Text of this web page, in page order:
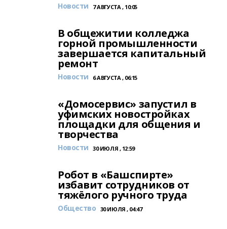
Новости 7 АВГУСТА , 10:05
В общежитии колледжа
горной промышленности
завершается капитальный
ремонт
Новости 6 АВГУСТА , 06:15
«Домосервис» запустил в
уфимских новостройках
площадки для общения и
творчества
Новости 30 ИЮЛЯ , 12:59
Робот в «Башспирте»
избавит сотрудников от
тяжёлого ручного труда
Общество 30 ИЮЛЯ , 04:47